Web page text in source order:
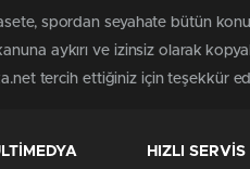
spordan seyahate bütün
aykırı ve izinsiz olarak
tercih ettiğiniz için teşekkür
HIZLI SERVİS